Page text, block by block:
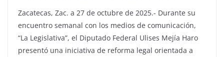
Zacatecas, Zac. a 27 de octubre de 2025.- Durante su
encuentro semanal con los medios de comunicación,
“La Legislativa”, el Diputado Federal Ulises Mejía Haro
presentó una iniciativa de reforma legal orientada a